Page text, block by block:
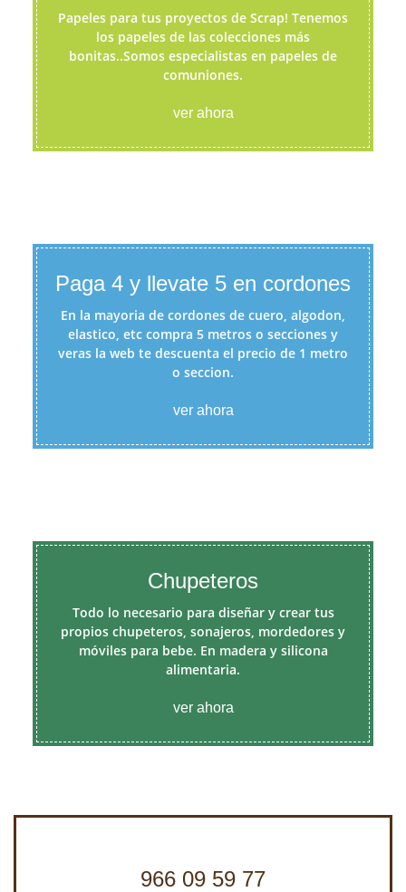
Papeles para tus proyectos de Scrap! Tenemos
los papeles de las colecciones más
bonitas..Somos especialistas en papeles de
comuniones.
ver ahora
Paga 4 y llevate 5 en cordones
En la mayoria de cordones de cuero, algodon,
elastico, etc compra 5 metros o secciones y
veras la web te descuenta el precio de 1 metro
o seccion.
ver ahora
Chupeteros
Todo lo necesario para diseñar y crear tus
propios chupeteros, sonajeros, mordedores y
móviles para bebe. En madera y silicona
alimentaria.
ver ahora
966 09 59 77